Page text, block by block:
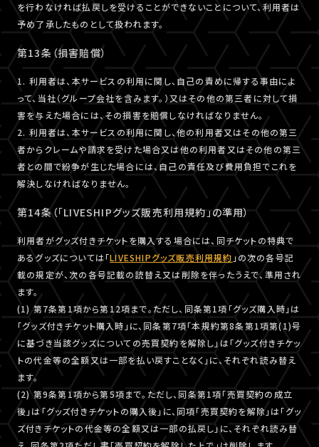
を行わなければ払戻しを受けることができないことについて、利用者は
予め了承したものとして扱われます。
第13条（損害賠償）
1. 利用者は、本サービスの利用に関し、自己の責めに帰する事由によ
って、当社（グループ会社を含みます。）又はその他の第三者に対して損
害を与えた場合には、その損害を賠償しなければなりません。
2. 利用者は、本サービスの利用に関し、他の利用者又はその他の第三
者からクレームや請求を受けた場合又は他の利用者又はその他の第三
者との間で紛争が生じた場合には、自己の責任及び費用負担でこれを
解決しなければなりません。
第14条（「LIVESHIPグッズ販売利用規約」の準用）
利用者がグッズ付きチケットを購入する場合には、同チケットの特典で
あるグッズについては「LIVESHIPグッズ販売利用規約 」の次の各号記
載の規定が、次の各号記載の読替え又は削除を伴ったうえで、準用され
ます。
(1) 第7条第1項から第12項まで。ただし、同条第1項「グッズ購入時」は
「グッズ付きチケット購入時」に、同条第7項「本規約第8条第1項第(1)号
に基づき当該グッズについての売買契約を解除し」は「グッズ付きチケッ
トの代金等の全額又は一部を払い戻すことなく」に、それぞれ読み替え
ます。
(2) 第9条第1項から第5項まで。ただし、同条第1項「売買契約の成立
後」は「グッズ付きチケットの購入後」に、同項「売買契約を解除」は「グッ
ズ付きチケットの代金等の全額又は一部の払戻し」に、それぞれ読み替